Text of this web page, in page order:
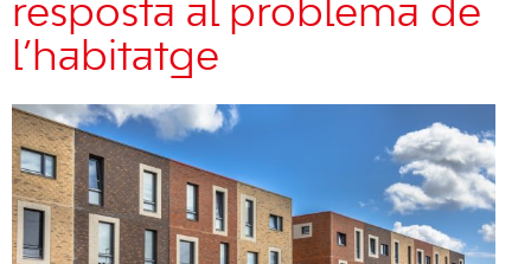
resposta al problema de
l’habitatge